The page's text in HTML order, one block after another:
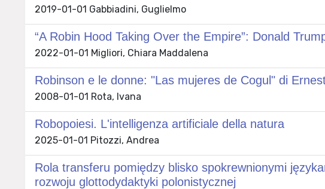
2019-01-01 Gabbiadini, Guglielmo
“A Robin Hood Taking Over the Empire”: Donald
2022-01-01 Migliori, Chiara Maddalena
Robinson e le donne: "Las mujeres de Cogul" di
2008-01-01 Rota, Ivana
Robopoiesi. L'intelligenza artificiale della natura
2025-01-01 Pitozzi, Andrea
Rola transferu pomiędzy blisko spokrewnionymi
rozwoju glottodydaktyki polonistycznej